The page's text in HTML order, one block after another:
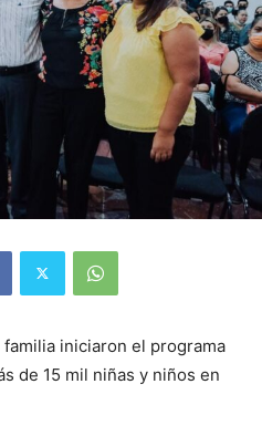
iniciaron el programa
de 15 mil niñas y niños en